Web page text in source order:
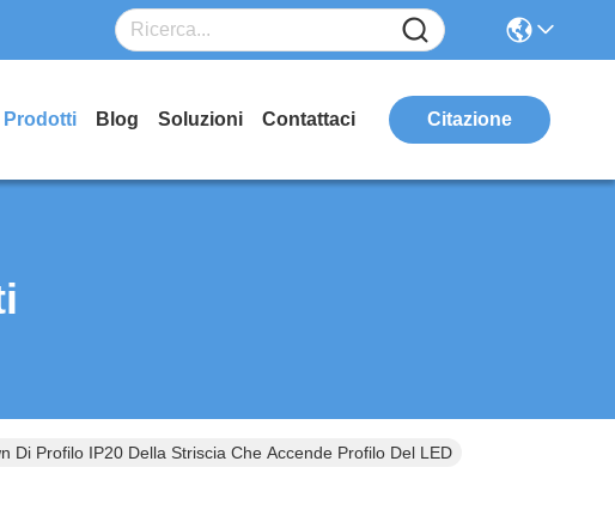
Prodotti Blog Soluzioni Contattaci Citazione
Di Profilo IP20 Della Striscia Che Accende Profilo Del LED